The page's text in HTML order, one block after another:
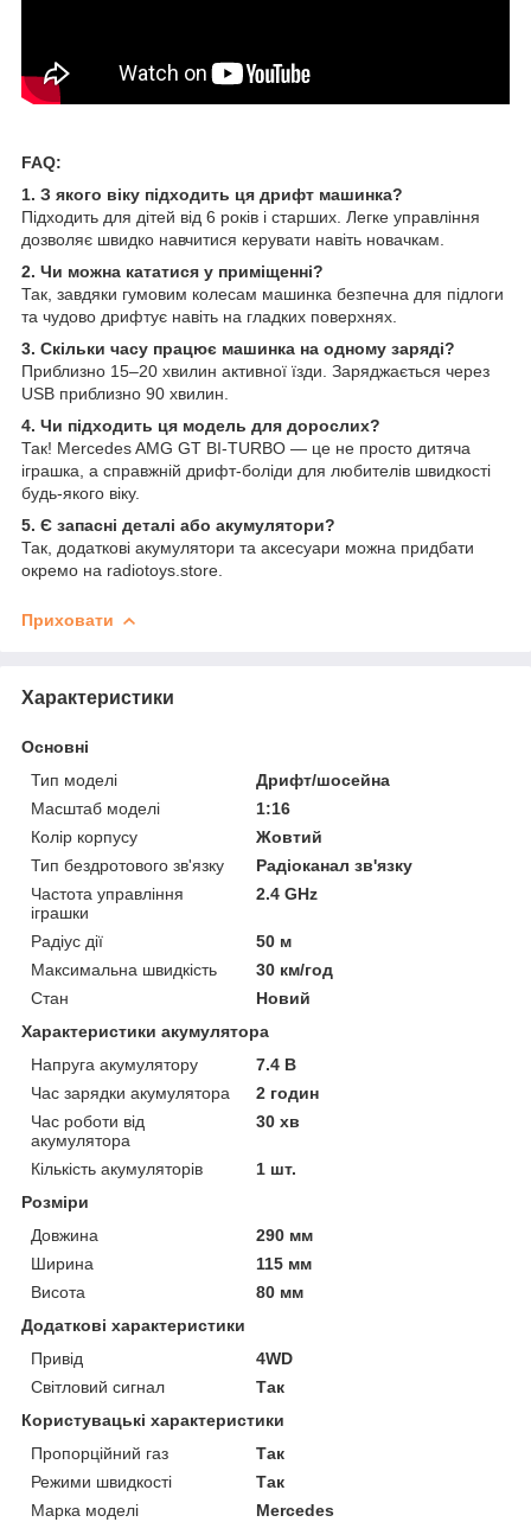
FAQ:
1. З якого віку підходить ця дрифт машинка?
Підходить для дітей від 6 років і старших. Легке управління
дозволяє швидко навчитися керувати навіть новачкам.
2. Чи можна кататися у приміщенні?
Так, завдяки гумовим колесам машинка безпечна для підлоги
та чудово дрифтує навіть на гладких поверхнях.
3. Скільки часу працює машинка на одному заряді?
Приблизно 15–20 хвилин активної їзди. Заряджається через
USB приблизно 90 хвилин.
4. Чи підходить ця модель для дорослих?
Так! Mercedes AMG GT BI-TURBO — це не просто дитяча
іграшка, а справжній дрифт-боліди для любителів швидкості
будь-якого віку.
5. Є запасні деталі або акумулятори?
Так, додаткові акумулятори та аксесуари можна придбати
окремо на radiotoys.store.
Приховати
Характеристики
Основні
Тип моделі
Дрифт/шосейна
Масштаб моделі
1:16
Колір корпусу
Жовтий
Тип бездротового зв'язку
Радіоканал зв'язку
Частота управління
іграшки
2.4 GHz
Радіус дії
50 м
Максимальна швидкість
30 км/год
Стан
Новий
Характеристики акумулятора
Напруга акумулятору
7.4 В
Час зарядки акумулятора
2 годин
Час роботи від
акумулятора
30 хв
Кількість акумуляторів
1 шт.
Розміри
Довжина
290 мм
Ширина
115 мм
Висота
80 мм
Додаткові характеристики
Привід
4WD
Світловий сигнал
Так
Користувацькі характеристики
Пропорційний газ
Так
Режими швидкості
Так
Марка моделі
Mercedes